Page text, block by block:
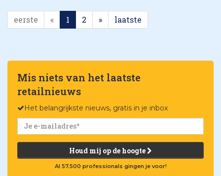
eerste « 1 2 » laatste
Mis niets van het laatste
retailnieuws
Het belangrijkste nieuws, gratis in je inbox
Houd mij op de hoogte
Al 57.500 professionals gingen je voor!